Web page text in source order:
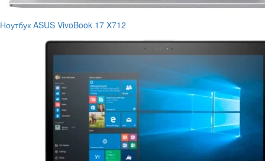
Ноутбук ASUS VivoBook 17 X712